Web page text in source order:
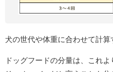
犬の世代や体重に合わせて計算
ドッグフードの分量は、これ